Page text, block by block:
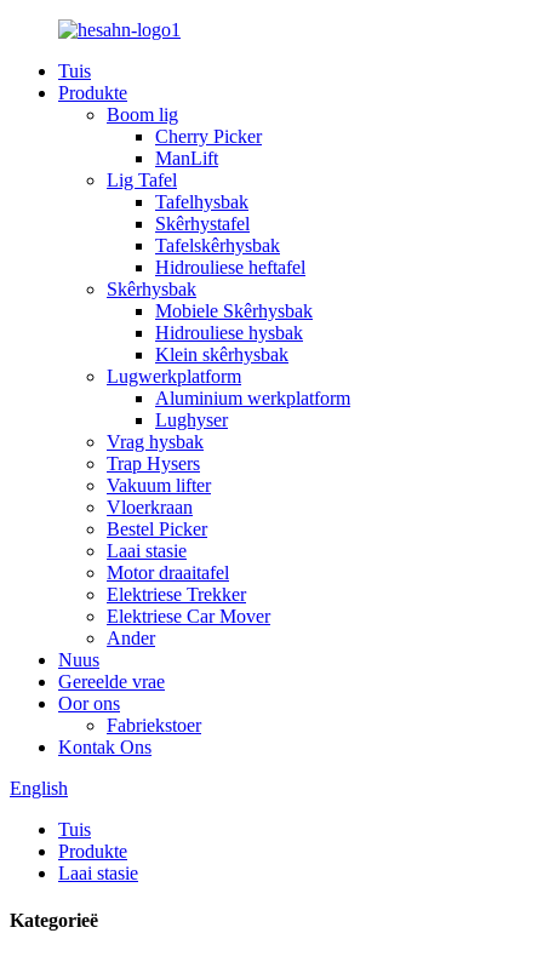
Tuis
Produkte
Boom lig
Cherry Picker
ManLift
Lig Tafel
Tafelhysbak
Skêrhystafel
Tafelskêrhysbak
Hidrouliese heftafel
Skêrhysbak
Mobiele Skêrhysbak
Hidrouliese hysbak
Klein skêrhysbak
Lugwerkplatform
Aluminium werkplatform
Lughyser
Vrag hysbak
Trap Hysers
Vakuum lifter
Vloerkraan
Bestel Picker
Laai stasie
Motor draaitafel
Elektriese Trekker
Elektriese Car Mover
Ander
Nuus
Gereelde vrae
Oor ons
Fabriekstoer
Kontak Ons
English
Tuis
Produkte
Laai stasie
Kategorieë